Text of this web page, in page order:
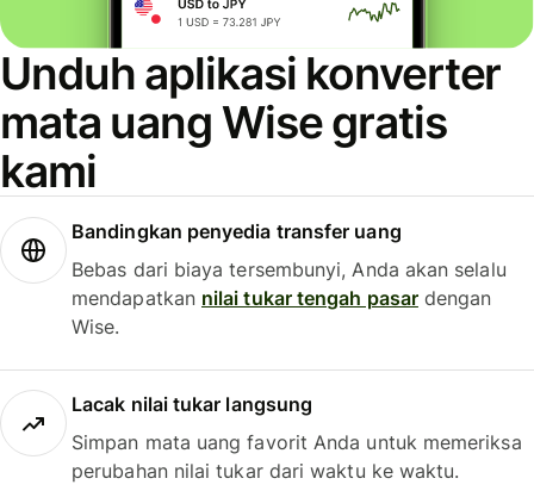
Unduh aplikasi konverter
mata uang Wise gratis
kami
Bandingkan penyedia transfer uang
Bebas dari biaya tersembunyi, Anda akan selalu
mendapatkan nilai tukar tengah pasardengan
Wise.
Lacak nilai tukar langsung
Simpan mata uang favorit Anda untuk memeriksa
perubahan nilai tukar dari waktu ke waktu.